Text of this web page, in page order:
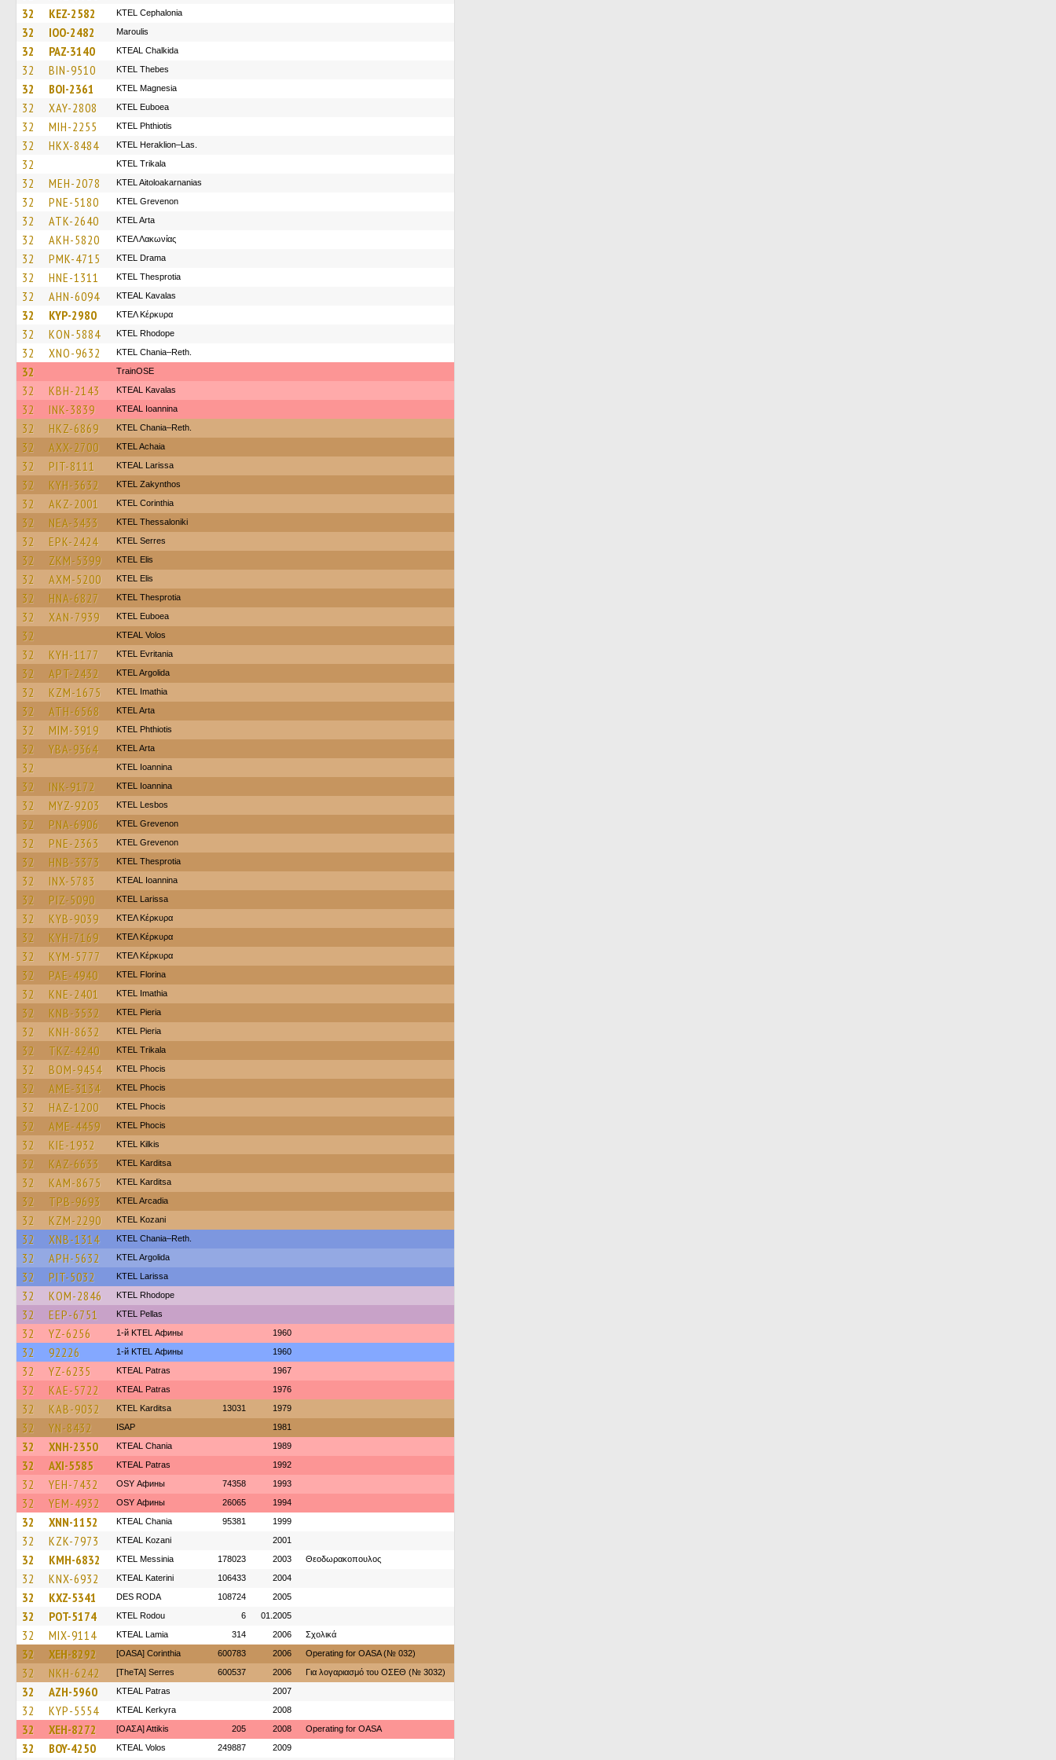
32 KEZ-2582 KTEL Cephalonia
32 IOO-2482 Maroulis
32 PAZ-3140 KTEAL Chalkida
32 BIN-9510 KTEL Thebes
32 BOI-2361 ΚΤΕL Magnesia
32 XAY-2808 ΚΤΕL Euboea
32 MIH-2255 ΚΤΕL Phthiotis
32 HKX-8484 KTEL Heraklion–Las.
32 ΚΤΕL Τrikala
32 MEH-2078 KTEL Aitoloakarnanias
32 PNE-5180 ΚΤΕL Grevenon
32 ATK-2640 KTEL Arta
32 AKH-5820 ΚΤΕΛ Λακωνίας
32 PMK-4715 KTEL Drama
32 HNE-1311 KTEL Thesprotia
32 AHN-6094 KTEAL Kavalas
32 KYP-2980 ΚΤΕΛ Κέρκυρα
32 KON-5884 KTEL Rhodope
32 XNO-9632 KTEL Chania–Reth.
32 TrainΟSE
32 KBH-2143 KTEAL Kavalas
32 INK-3839 KTEAL Ioannina
32 HKZ-6869 KTEL Chania–Reth.
32 AXX-2700 KTEL Achaia
32 PIT-8111 KTEAL Larissa
32 KYH-3632 KTEL Zakynthos
32 AKZ-2001 KTEL Corinthia
32 NEA-3433 KTEL Thessaloniki
32 EPK-2424 KTEL Serres
32 ZKM-5399 KTEL Elis
32 AXM-5200 KTEL Elis
32 HNA-6827 KTEL Thesprotia
32 XAN-7939 ΚΤΕL Euboea
32 KTEAL Volos
32 KYH-1177 ΚΤΕL Evritania
32 APT-2432 KTEL Argolida
32 KZM-1675 KTEL Imathia
32 ATH-6568 KTEL Arta
32 MIM-3919 ΚΤΕL Phthiotis
32 YBA-9364 KTEL Arta
32 KTEL Ioannina
32 INK-9172 KTEL Ioannina
32 MYZ-9203 KTEL Lesbos
32 PNA-6906 ΚΤΕL Grevenon
32 PNE-2363 ΚΤΕL Grevenon
32 HNB-3373 KTEL Thesprotia
32 INX-5783 KTEAL Ioannina
32 PIZ-5090 KTEL Larissa
32 KYB-9039 ΚΤΕΛ Κέρκυρα
32 KYH-7169 ΚΤΕΛ Κέρκυρα
32 KYM-5777 ΚΤΕΛ Κέρκυρα
32 PAE-4940 KTEL Florina
32 KNE-2401 KTEL Imathia
32 KNB-3532 KTEL Pieria
32 KNH-8632 KTEL Pieria
32 TKZ-4240 ΚΤΕL Τrikala
32 BOM-9454 ΚΤΕL Phocis
32 AME-3134 ΚΤΕL Phocis
32 HAZ-1200 ΚΤΕL Phocis
32 AME-4459 ΚΤΕL Phocis
32 KIE-1932 KTEL Kilkis
32 KAZ-6633 ΚΤΕL Karditsa
32 KAM-8675 ΚΤΕL Karditsa
32 TPB-9693 KTEL Arcadia
32 KZM-2290 ΚΤΕL Kozani
32 XNB-1314 KTEL Chania–Reth.
32 APH-5632 KTEL Argolida
32 PIT-5032 KTEL Larissa
32 KOM-2846 KTEL Rhodope
32 EEP-6751 KTEL Pellas
32 YZ-6256 1-й KTEL Афины 1960
32 92226 1-й KTEL Афины 1960
32 YZ-6235 KTEAL Patras 1967
32 KAE-5722 KTEAL Patras 1976
32 KAB-9032 ΚΤΕL Karditsa 13031 1979
32 YN-8432 ISAP 1981
32 XNH-2350 KTEAL Chania 1989
32 AXI-5585 KTEAL Patras 1992
32 YEH-7432 OSY Афины 74358 1993
32 YEM-4932 OSY Афины 26065 1994
32 XNN-1152 KTEAL Chania 95381 1999
32 KZK-7973 KTEAL Kozani 2001
32 KMH-6832 KTEL Messinia 178023 2003 Θεοδωρακοπουλος
32 KNX-6932 KTEAL Katerini 106433 2004
32 KXZ-5341 DES RODA 108724 2005
32 POT-5174 ΚΤΕL Rodou 6 01.2005
32 MIX-9114 KTEAL Lamia 314 2006 Σχολικά
32 XEH-8292 [OASA] Corinthia 600783 2006 Operating for OASA (№ 032)
32 NKH-6242 [TheTA] Serres 600537 2006 Για λογαριασμό του ΟΣΕΘ (№ 3032)
32 AZH-5960 KTEAL Patras 2007
32 KYP-5554 KTEAL Kerkyra 2008
32 XEH-8272 [ΟΑΣΑ] Αttikis 205 2008 Operating for OASA
32 BOY-4250 KTEAL Volos 249887 2009